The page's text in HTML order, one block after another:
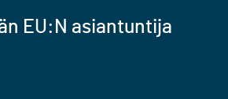
EU:N asiantuntija